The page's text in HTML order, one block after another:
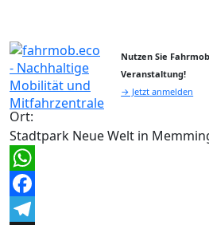
Nutzen Sie
Veranstaltung!
→ Jetzt anmelden
Ort:
Stadtpark Neue Welt in
WhatsApp
Facebook